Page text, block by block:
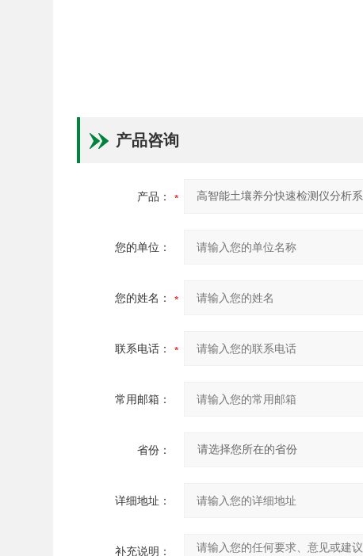
产品咨询
产品：
您的单位：
您的姓名：
联系电话：
常用邮箱：
省份：
详细地址：
补充说明：